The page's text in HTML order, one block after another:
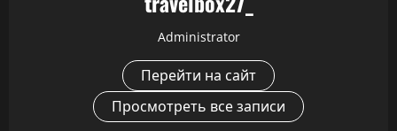
Administrator
Перейти на сайт
Просмотреть все записи